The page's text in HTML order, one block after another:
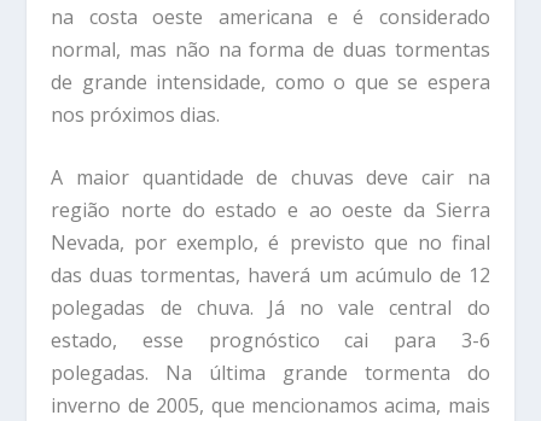
na costa oeste americana e é considerado
normal, mas não na forma de duas tormentas
de grande intensidade, como o que se espera
nos próximos dias.
A maior quantidade de chuvas deve cair na
região norte do estado e ao oeste da Sierra
Nevada, por exemplo, é previsto que no final
das duas tormentas, haverá um acúmulo de 12
polegadas de chuva. Já no vale central do
estado, esse prognóstico cai para 3-6
polegadas. Na última grande tormenta do
inverno de 2005, que mencionamos acima, mais